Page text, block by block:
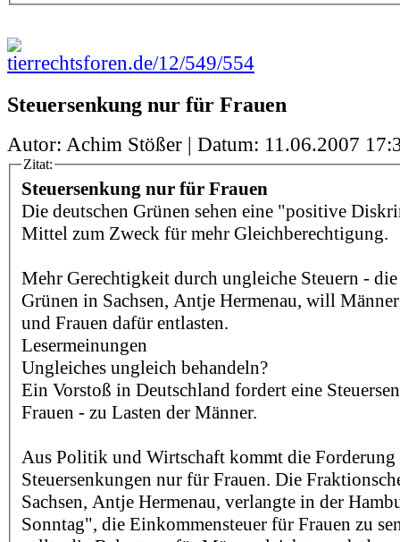
tierrechtsforen.de/12/549/554
Steuersenkung nur für Frauen
Autor: Achim Stößer | Datum: 11.06.2007
Zitat:
Steuersenkung nur für Frauen
Die deutschen Grünen sehen eine "positive
Mittel zum Zweck für mehr Gleichberechtigung.
Mehr Gerechtigkeit durch ungleiche Steuern -
Grünen in Sachsen, Antje Hermenau, will
und Frauen dafür entlasten.
Lesermeinungen
Ungleiches ungleich behandeln?
Ein Vorstoß in Deutschland fordert eine
Frauen - zu Lasten der Männer.
Aus Politik und Wirtschaft kommt die Forderung
Steuersenkungen nur für Frauen. Die
Sachsen, Antje Hermenau, verlangte in der
Sonntag", die Einkommensteuer für Frauen zu